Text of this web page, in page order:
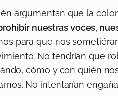
argumentan que la
nuestras voces,
para que nos
No tendrían que
cómo y con quién
No intentarían